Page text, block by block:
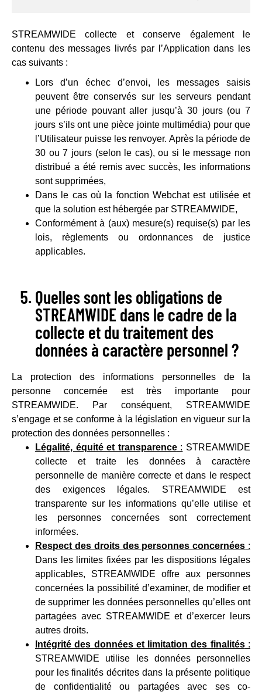
STREAMWIDE collecte et conserve également le
contenu des messages livrés par l’Application dans les
cas suivants :
Lors d’un échec d’envoi, les messages saisis
peuvent être conservés sur les serveurs pendant
une période pouvant aller jusqu’à 30 jours (ou 7
jours s’ils ont une pièce jointe multimédia) pour que
l’Utilisateur puisse les renvoyer. Après la période de
30 ou 7 jours (selon le cas), ou si le message non
distribué a été remis avec succès, les informations
sont supprimées,
Dans le cas où la fonction Webchat est utilisée et
que la solution est hébergée par STREAMWIDE,
Conformément à (aux) mesure(s) requise(s) par les
lois, règlements ou ordonnances de justice
applicables.
Quelles sont les obligations de
STREAMWIDE dans le cadre de la
collecte et du traitement des
données à caractère personnel ?
La protection des informations personnelles de la
personne concernée est très importante pour
STREAMWIDE. Par conséquent, STREAMWIDE
s’engage et se conforme à la législation en vigueur sur la
protection des données personnelles :
Légalité, équité et transparence: STREAMWIDE
collecte et traite les données à caractère
personnelle de manière correcte et dans le respect
des exigences légales. STREAMWIDE est
transparente sur les informations qu’elle utilise et
les personnes concernées sont correctement
informées.
Respect des droits des personnes concernées :
Dans les limites fixées par les dispositions légales
applicables, STREAMWIDE offre aux personnes
concernées la possibilité d’examiner, de modifier et
de supprimer les données personnelles qu’elles ont
partagées avec STREAMWIDE et d’exercer leurs
autres droits.
Intégrité des données et limitation des finalités:
STREAMWIDE utilise les données personnelles
pour les finalités décrites dans la présente politique
de confidentialité ou partagées avec ses co-